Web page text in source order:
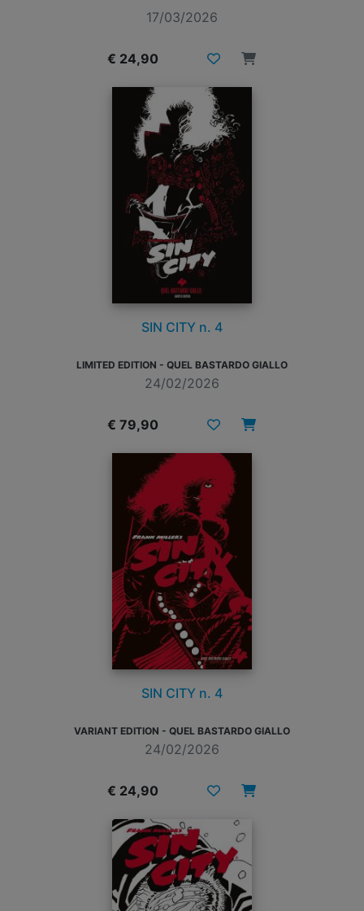
17/03/2026
€ 24,90
SIN CITY n. 4
LIMITED EDITION - QUEL BASTARDO GIALLO
24/02/2026
€ 79,90
SIN CITY n. 4
VARIANT EDITION - QUEL BASTARDO GIALLO
24/02/2026
€ 24,90